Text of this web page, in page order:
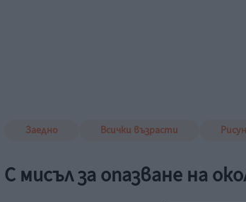
Заедно Всички възрасти
С мисъл за опазване на